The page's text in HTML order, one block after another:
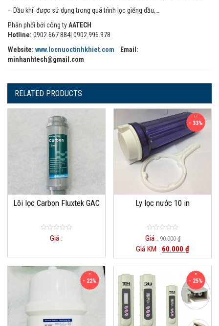
– Dầu khí: được sử dụng trong quá trình lọc giếng dầu,…
Phân phối bởi công tyAATECH
Hotline: 0902.667.884| 0902.996.978
Website: www.locnuoctinhkhiet.com Email:
minhanhtech@gmail.com
RELATED PRODUCTS
Lõi lọc Carbon Fluxtek GAC
o
f
5
Giá :
- 33%
Ly lọc nước 10 in
0
o
u
t
o
f
Giá :90.000₫
Giá KM : 60.000₫
- 22% - 25%